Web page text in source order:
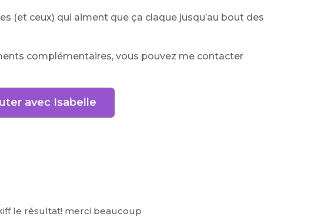
(et ceux) qui aiment que ça claque jusqu’au bout des
complémentaires, vous pouvez me contacter
avec Isabelle
le résultat! merci beaucoup